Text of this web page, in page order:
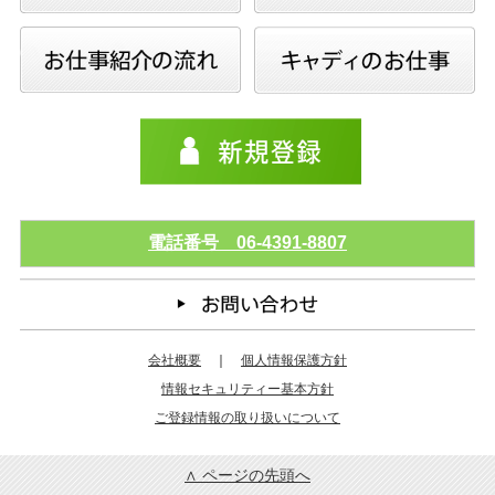
電話番号 06-4391-8807
会社概要
個人情報保護方針
情報セキュリティー基本方針
ご登録情報の取り扱いについて
∧ ページの先頭へ